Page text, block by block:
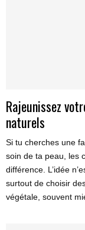
Rajeunissez
naturels
Si tu cherches une
soin de ta peau, les
différence. L’idée
surtout de choisir
végétale, souvent